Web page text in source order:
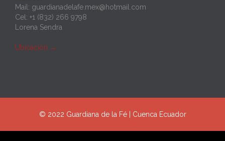
Mail: guardianadelafe.mex@hotmail.com
Cel: +1 (832) 266 9798
Lorena Sendra
Ubicación →
© 2022 Guardiana de la Fé | Cuenca Ecuador